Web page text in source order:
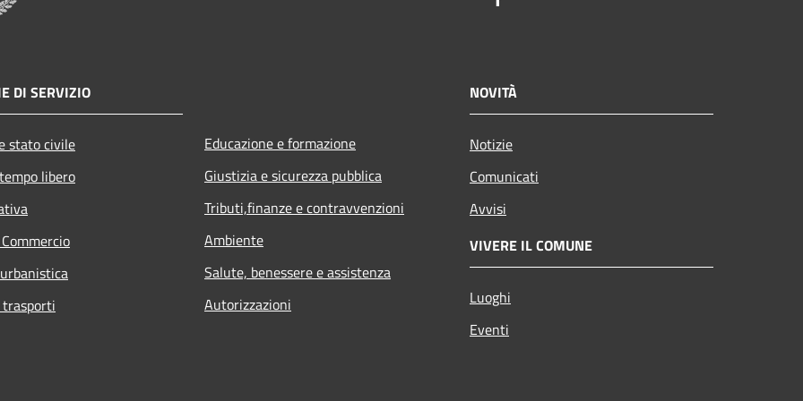
DI SERVIZIO
stato civile
libero
Educazione e formazione
Giustizia e sicurezza pubblica
Tributi,finanze e contravvenzioni
Ambiente
Salute, benessere e assistenza
Autorizzazioni
NOVITÀ
Notizie
Comunicati
Avvisi
VIVERE IL COMUNE
Luoghi
Eventi